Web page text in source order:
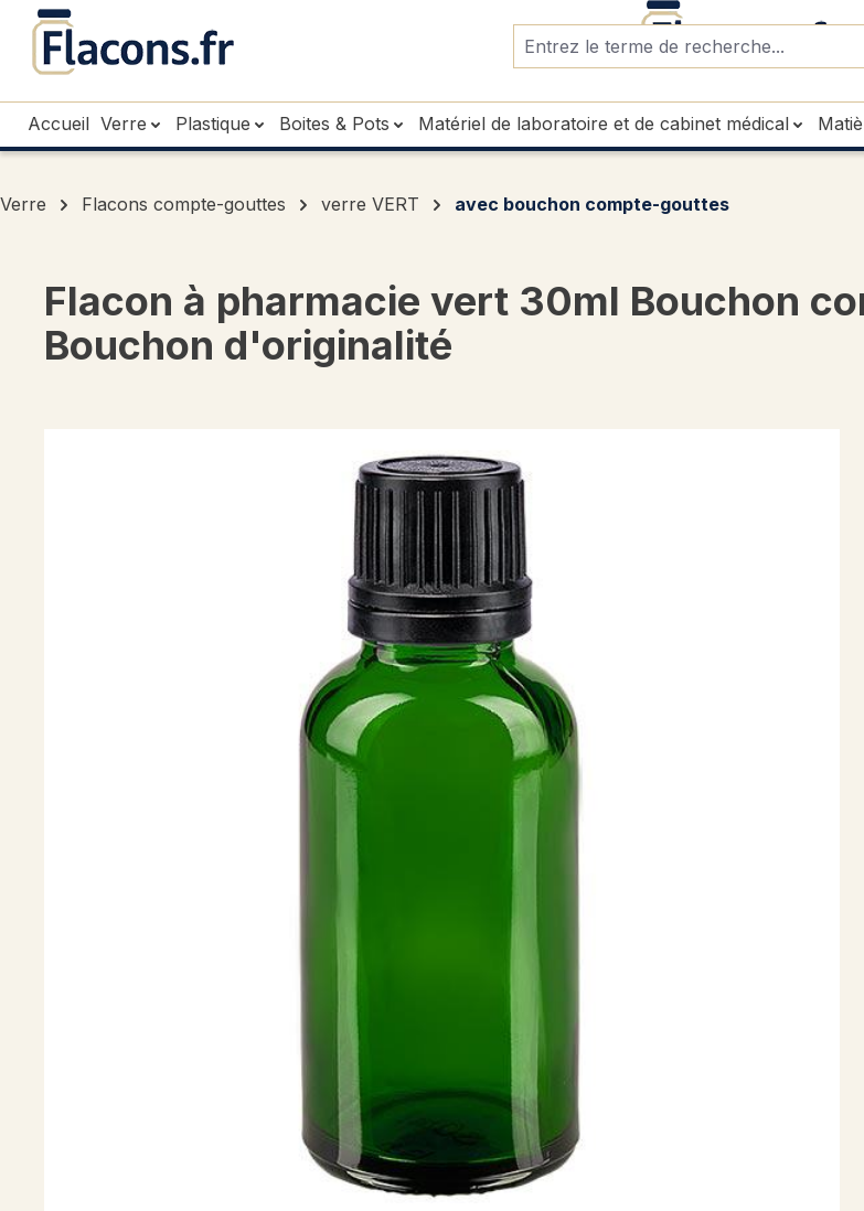
au contenu principal
Passer à la recherche
Passer à la navigation principale
Accueil Verre Plastique Boites & Pots Matériel de laboratoire et de cabinet médical
Verre Flacons compte-gouttes verre VERT avec bouchon compte-gouttes
Flacon à pharmacie vert 30ml Bouchon
Bouchon d'originalité